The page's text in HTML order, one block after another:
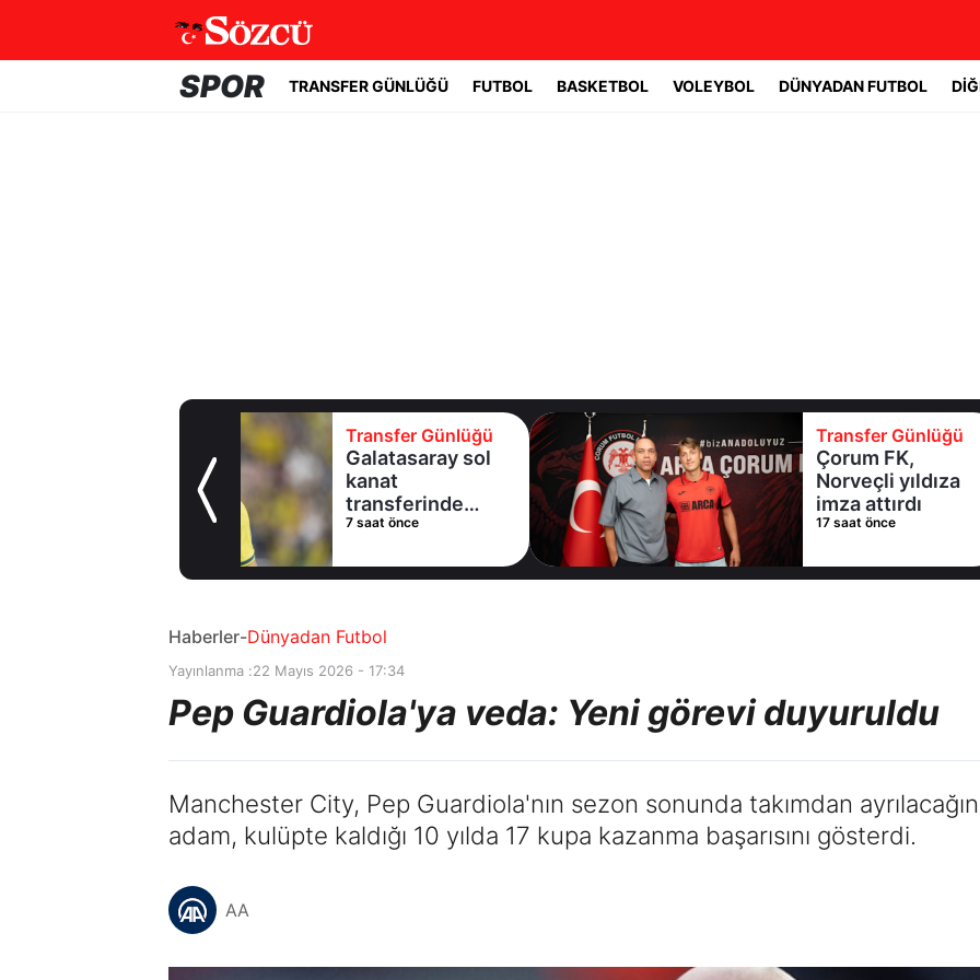
SPOR TRANSFER GÜNLÜĞÜ FUTBOL BASKETBOL VOLEYBOL DÜNYADAN FUTBOL
rotayı İngiltere’ye
Transfer Günlüğü
Çorum FK,
Norveçli yıldıza
imza attırdı
17 saat önce
Haberler-Dünyadan Futbol
Yayınlanma :22 Mayıs 2026 - 17:34
Pep Guardiola'ya veda: Yeni görevi duyuruldu
Manchester City, Pep Guardiola'nın sezon sonunda takımdan
adam, kulüpte kaldığı 10 yılda 17 kupa kazanma başarısını gösterdi.
AA